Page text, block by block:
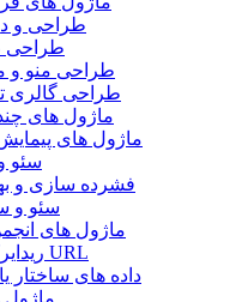
طراحی و
طراحی
طراحی منو و
طراحی گالری
ماژول های
ماژول های
سئو
فشرده سازی و
سئو و
ماژول های
ریدایرکت و بهینه سازی URL
داده های ساختار